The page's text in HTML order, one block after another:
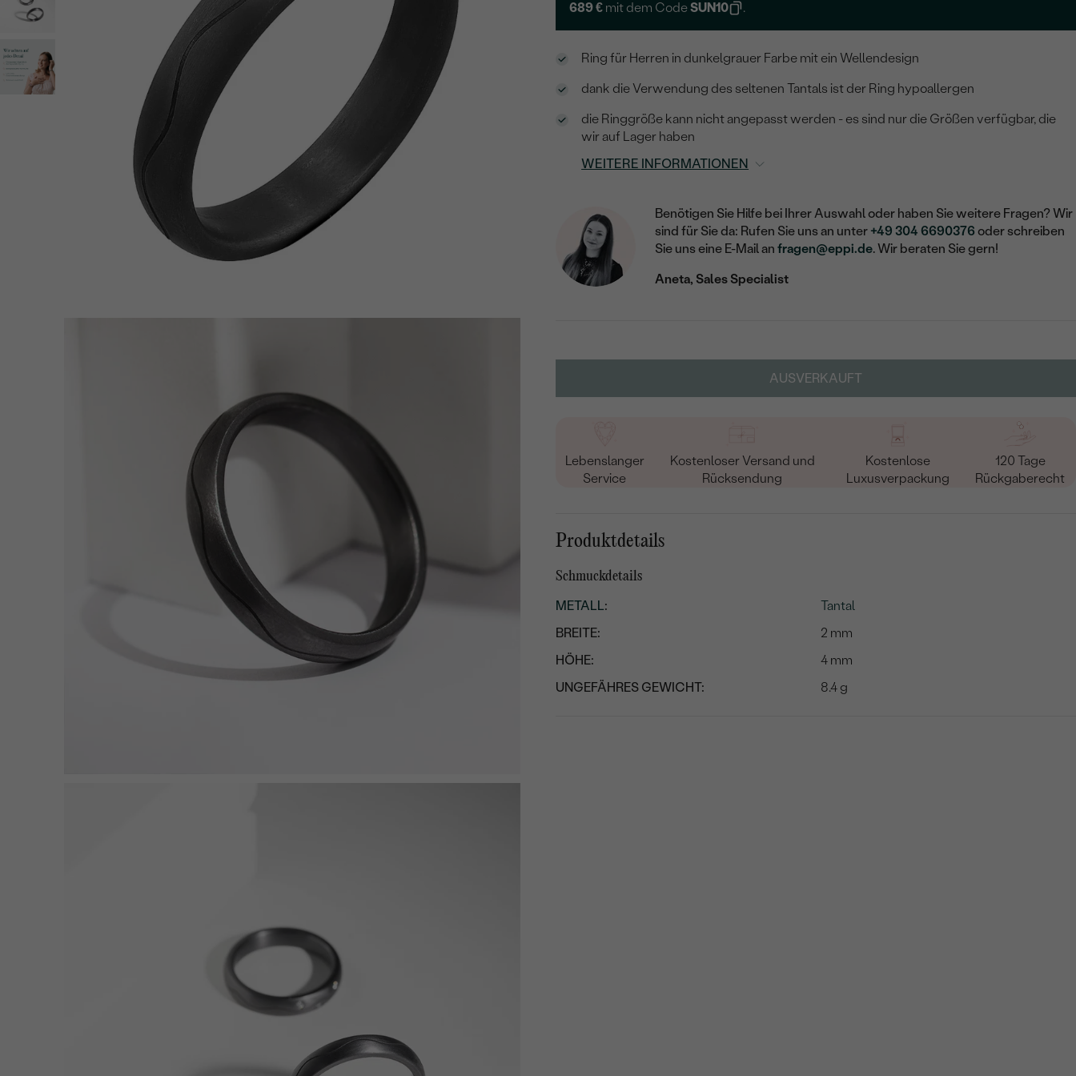
689 € mit dem CodeSUN10 .
Ring für Herren in dunkelgrauer Farbe mit ein Wellendesign
dank die Verwendung des seltenen Tantals ist der Ring hypoallergen
die Ringgröße kann nicht angepasst werden - es sind nur die Größen verfügbar, die
wir auf Lager haben
WEITERE INFORMATIONEN
Benötigen Sie Hilfe bei Ihrer Auswahl oder haben Sie weitere Fragen? Wir
sind für Sie da: Rufen Sie uns an unter +49 304 6690376 oder schreiben
Sie uns eine E-Mail anfragen@eppi.de. Wir beraten Sie gern!
Aneta, Sales Specialist
AUSVERKAUFT
Lebenslanger
Service
Kostenloser Versand und
Rücksendung
Kostenlose
Luxusverpackung
120 Tage
Rückgaberecht
Produktdetails
Schmuckdetails
METALL:
Tantal
BREITE:
2 mm
HÖHE:
4 mm
UNGEFÄHRES GEWICHT:
8.4 g